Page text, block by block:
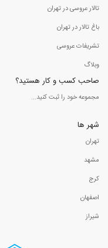
تالار عروسی در تهران
باغ تالار در تهران
تشریفات عروسی
وبلاگ
صاحب کسب و کار هستید؟
مجموعه خود را ثبت کنید...
شهر ها
تهران
مشهد
کرج
اصفهان
شیراز